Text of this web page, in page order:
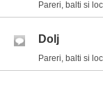
Pareri, balti si
Dolj
Pareri, balti si